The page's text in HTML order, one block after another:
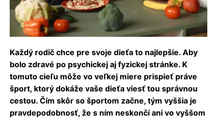
Každý rodič chce pre svoje dieťa to najlepšie. Aby
bolo zdravé po psychickej aj fyzickej stránke. K
tomuto cieľu môže vo veľkej miere prispieť práve
šport, ktorý dokáže vaše dieťa viesť tou správnou
cestou. Čím skôr so športom začne, tým vyššia je
pravdepodobnosť, že s ním neskončí ani vo vyššom